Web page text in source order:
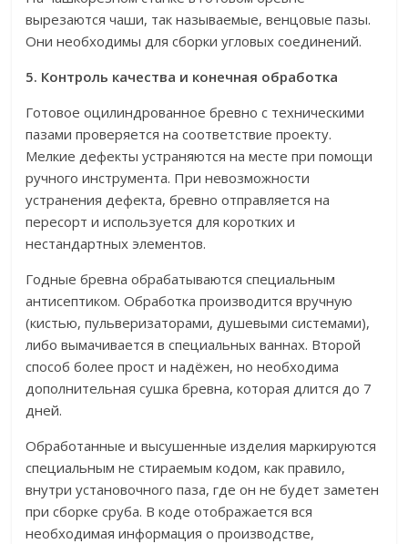
вырезаются чаши, так называемые, венцовые пазы.
Они необходимы для сборки угловых соединений.
5. Контроль качества и конечная обработка
Готовое оцилиндрованное бревно с техническими
пазами проверяется на соответствие проекту.
Мелкие дефекты устраняются на месте при помощи
ручного инструмента. При невозможности
устранения дефекта, бревно отправляется на
пересорт и используется для коротких и
нестандартных элементов.
Годные бревна обрабатываются специальным
антисептиком. Обработка производится вручную
(кистью, пульверизаторами, душевыми системами),
либо вымачивается в специальных ваннах. Второй
способ более прост и надёжен, но необходима
дополнительная сушка бревна, которая длится до 7
дней.
Обработанные и высушенные изделия маркируются
специальным не стираемым кодом, как правило,
внутри установочного паза, где он не будет заметен
при сборке сруба. В коде отображается вся
необходимая информация о производстве,